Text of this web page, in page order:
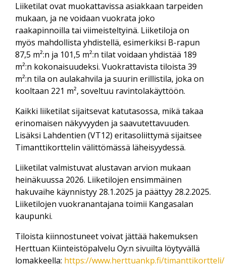
Liiketilat ovat muokattavissa asiakkaan tarpeiden
mukaan, ja ne voidaan vuokrata joko
raakapinnoilla tai viimeisteltyinä. Liiketiloja on
myös mahdollista yhdistellä, esimerkiksi B-rapun
87,5 m²:n ja 101,5 m²:n tilat voidaan yhdistää 189
m²:n kokonaisuudeksi. Vuokrattavista tiloista 39
m²:n tila on aulakahvila ja suurin erillistila, joka on
kooltaan 221 m², soveltuu ravintolakäyttöön.
Kaikki liiketilat sijaitsevat katutasossa, mikä takaa
erinomaisen näkyvyyden ja saavutettavuuden.
Lisäksi Lahdentien (VT12) eritasoliittymä sijaitsee
Timanttikorttelin välittömässä läheisyydessä.
Liiketilat valmistuvat alustavan arvion mukaan
heinäkuussa 2026. Liiketilojen ensimmäinen
hakuvaihe käynnistyy 28.1.2025 ja päättyy 28.2.2025.
Liiketilojen vuokranantajana toimii Kangasalan
kaupunki.
Tiloista kiinnostuneet voivat jättää hakemuksen
Herttuan Kiinteistöpalvelu Oy:n sivuilta löytyvällä
lomakkeella: https://www.herttuankp.fi/timanttikortteli/